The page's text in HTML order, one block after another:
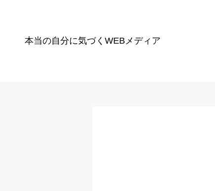
本当の自分に気づく WEBメディア